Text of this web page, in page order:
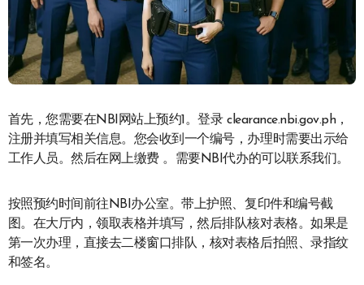
首先，您需要在NBI网站上预约1。登录 clearance.nbi.gov.ph，
注册并填写相关信息。您会收到一个编号，办理时需要出示给
工作人员。然后在网上缴费 。需要NBI代办的可以联系我们。
按照预约时间前往NBI办公室。带上护照、复印件和编号截
图。在大厅内，领取表格并填写，然后排队核对表格。如果是
第一次办理，直接去二楼窗口排队，核对表格后拍照、录指纹
和签名。